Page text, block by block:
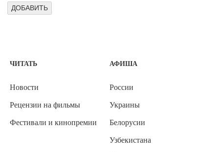
ЧИТАТЬ
Новости
Рецензии на фильмы
Фестивали и кинопремии
АФИША
России
Украины
Белорусии
Узбекистана